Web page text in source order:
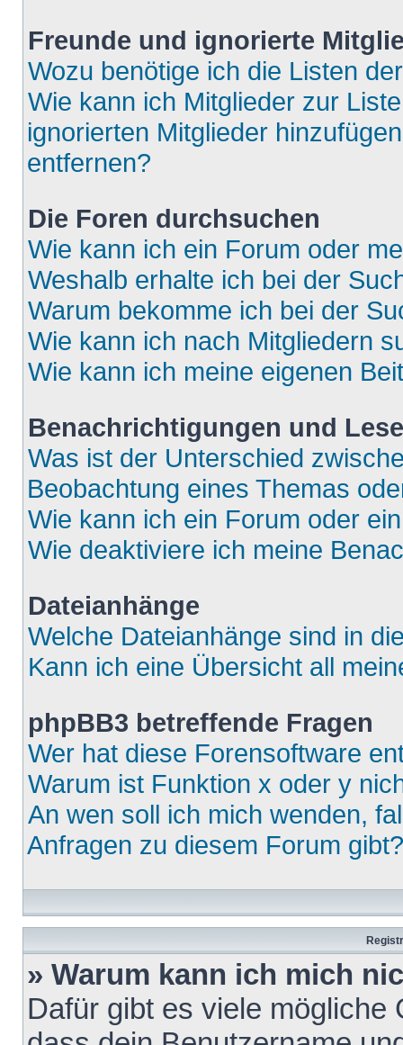
Freunde und ignorierte
Wozu benötige ich die Listen
Wie kann ich Mitglieder zur
ignorierten Mitglieder
entfernen?
Die Foren durchsuchen
Wie kann ich ein Forum oder
Weshalb erhalte ich bei der
Warum bekomme ich bei der
Wie kann ich nach Mitgliedern
Wie kann ich meine eigenen
Benachrichtigungen und
Was ist der Unterschied
Beobachtung eines Themas
Wie kann ich ein Forum oder
Wie deaktiviere ich meine
Dateianhänge
Welche Dateianhänge sind in
Kann ich eine Übersicht all
phpBB3 betreffende Fragen
Wer hat diese Forensoftware
Warum ist Funktion x oder y
An wen soll ich mich wenden,
Anfragen zu diesem Forum gibt?
» Warum kann ich mich
Dafür gibt es viele